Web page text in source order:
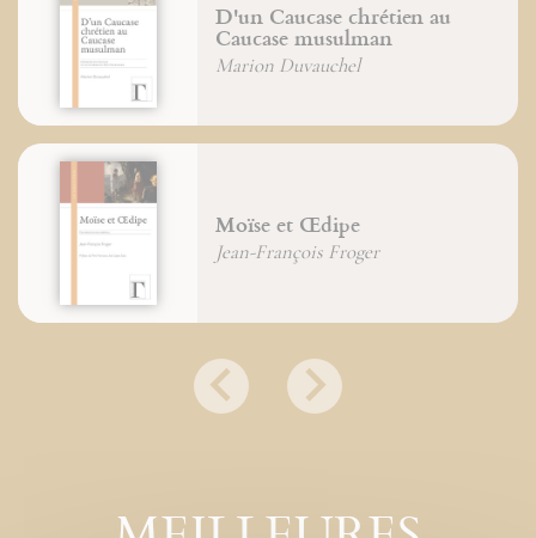
D'un Caucase chrétien au
Caucase musulman
Marion Duvauchel
Moïse et Œdipe
Jean-François Froger